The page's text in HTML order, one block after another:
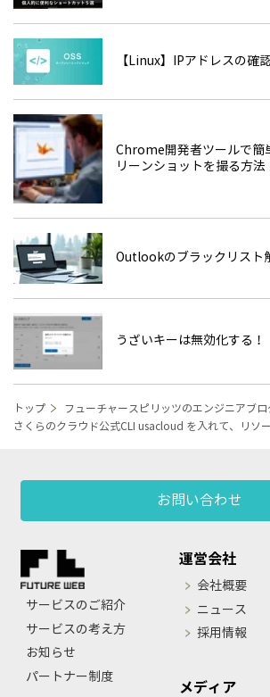
【Linux】IPアドレスの確
Chrome開発者ツールで簡
リーンショットを撮る方法
Outlookのブラックリスト
うざいキーは無効化する！
トップ
フューチャースピリッツのエンジニアブロ
さくらのクラウド公式CLI usacloud を入れて、リソ
お問い合わせ
サービスのご紹介
サービスの考え方
お知らせ
パートナー制度
運営会社
会社概要
ニュース
採用情報
メディア